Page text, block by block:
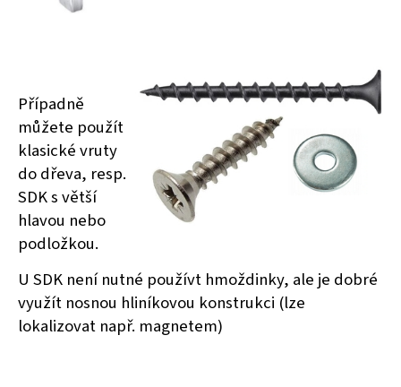
Případně
můžete použít
klasické vruty
do dřeva, resp.
SDK s větší
hlavou nebo
podložkou.
U SDK není nutné používt hmoždinky, ale je dobré
využít nosnou hliníkovou konstrukci (lze
lokalizovat např. magnetem)